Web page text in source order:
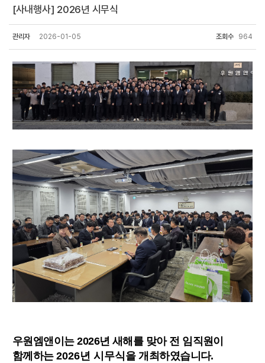
[사내행사] 2026년 시무식
관리자 2026-01-05 조회수 964
우원엠앤이는 2026년 새해를 맞아 전 임직원이
함께하는2026년 시무식을 개최하였습니다.